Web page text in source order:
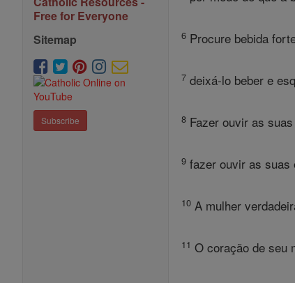
Free for Everyone
Sitemap
Subscribe
6 Procure bebida
7 deixá-lo beber e
8 Fazer ouvir as
9 fazer ouvir as suas
10 A mulher
11 O coração de seu